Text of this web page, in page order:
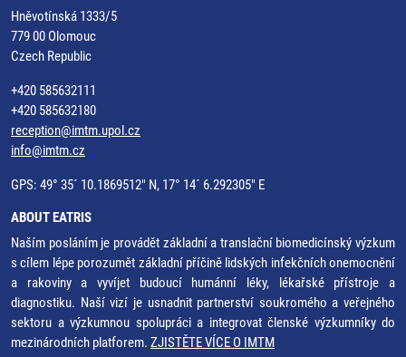
Hněvotínská 1333/5
779 00 Olomouc
Czech Republic
+420 585632111
+420 585632180
reception@imtm.upol.cz
info@imtm.cz
GPS: 49° 35´ 10.1869512" N, 17° 14´ 6.292305" E
ABOUT EATRIS
Naším posláním je provádět základní a translační biomedicínský výzkum
s cílem lépe porozumět základní příčině lidských infekčních onemocnění
a rakoviny a vyvíjet budoucí humánní léky, lékařské přístroje a
diagnostiku. Naší vizí je usnadnit partnerství soukromého a veřejného
sektoru a výzkumnou spolupráci a integrovat členské výzkumníky do
mezinárodních platforem. ZJISTĚTE VÍCE O IMTM